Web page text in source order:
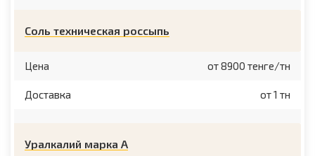
Соль техническая россыпь
Цена от 8900 тенге/тн
Доставка от 1 тн
Уралкалий марка A